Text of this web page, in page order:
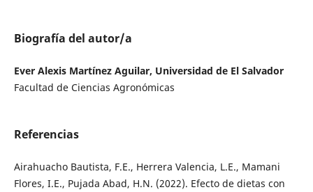
Biografía del autor/a
Ever Alexis Martínez Aguilar, Universidad de El Salvador
Facultad de Ciencias Agronómicas
Referencias
Airahuacho Bautista, F.E., Herrera Valencia, L.E., Mamani
Flores, I.E., Pujada Abad, H.N. (2022). Efecto de dietas con